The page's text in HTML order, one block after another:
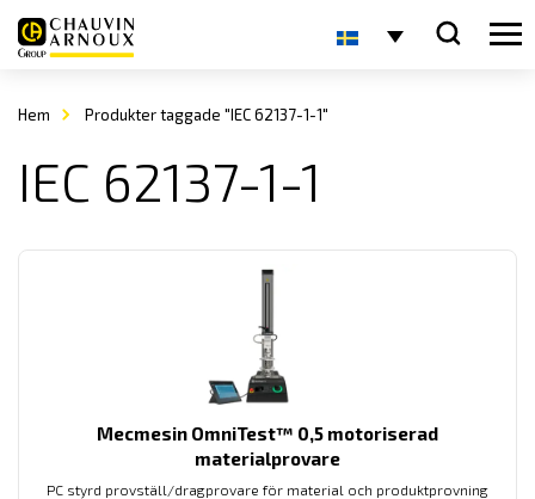
Hem Produkter taggade "IEC 62137-1-1"
IEC 62137-1-1
Mecmesin OmniTest™ 0,5 motoriserad
materialprovare
PC styrd provställ/dragprovare för material och produktprovning